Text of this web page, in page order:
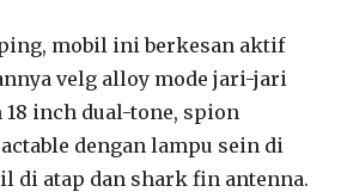
mobil ini berkesan aktif
velg alloy mode jari-jari
inch dual-tone, spion
dengan lampu sein di
di atap dan shark fin antenna.